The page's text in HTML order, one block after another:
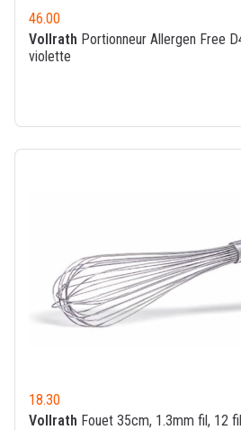
46.00
Vollrath Portionneur Allergen Free
violette
18.30
Vollrath Fouet 35cm, 1.3mm fil, 12